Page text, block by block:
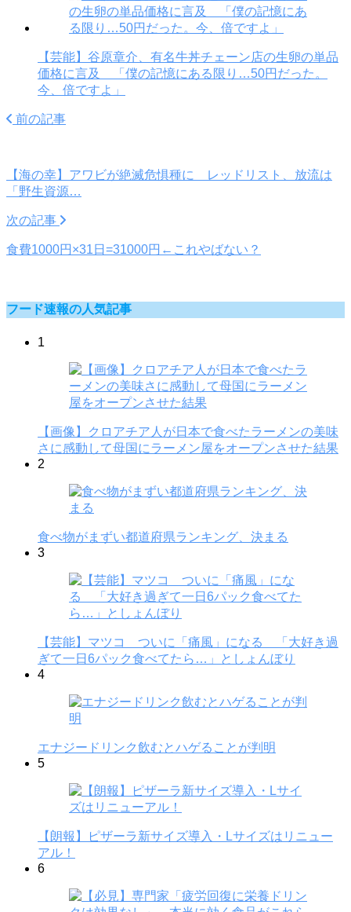
【芸能】谷原章介、有名牛丼チェーン店の生卵の単品
価格に言及 「僕の記憶にある限り…50円だった。
今、倍ですよ」
前の記事
【海の幸】アワビが絶滅危惧種に レッドリスト、放流は
「野生資源…
次の記事
食費1000円×31日=31000円←これやばない？
フード速報の人気記事
1
【画像】クロアチア人が日本で食べたラーメンの美味
さに感動して母国にラーメン屋をオープンさせた結果
2
食べ物がまずい都道府県ランキング、決まる
3
【芸能】マツコ ついに「痛風」になる 「大好き過
ぎて一日6パック食べてたら…」としょんぼり
4
エナジードリンク飲むとハゲることが判明
5
【朗報】ピザーラ新サイズ導入・Lサイズはリニュー
アル！
6